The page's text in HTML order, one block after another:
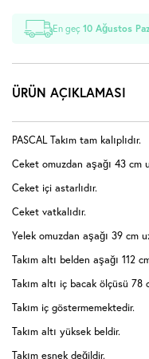
En geç10 Ağustos
ÜRÜN AÇIKLAMASI
PASCAL Takım tam kalıplıdır.
Ceket omuzdan aşağı 43 cm
Ceket içi astarlıdır.
Ceket vatkalıdır.
Yelek omuzdan aşağı 39 cm
Takım altı belden aşağı 112
Takım altı iç bacak ölçüsü 78
Takım iç göstermemektedir.
Takım altı yüksek beldir.
Takım esnek değildir.